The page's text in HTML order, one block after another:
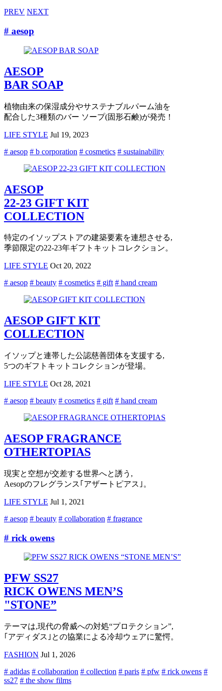
PREV NEXT
# aesop
AESOP
BAR SOAP
植物由来の保湿成分やサステナブルパーム油を
配合した3種類のバー ソープ(固形石鹸)が発売！
LIFE STYLE Jul 19, 2023
# aesop # b corporation # cosmetics # sustainability
AESOP
22-23 GIFT KIT
COLLECTION
特定のイソップストアの建築要素を連想させる,
季節限定の22-23年ギフトキットコレクション。
LIFE STYLE Oct 20, 2022
# aesop # beauty # cosmetics # gift # hand cream
AESOP GIFT KIT
COLLECTION
イソップと連帯した公認慈善団体を支援する,
5つのギフトキットコレクションが登場。
LIFE STYLE Oct 28, 2021
# aesop # beauty # cosmetics # gift # hand cream
AESOP FRAGRANCE
OTHERTOPIAS
現実と空想が交差する世界へと誘う,
Aesopのフレグランス｢アザートピアス｣。
LIFE STYLE Jul 1, 2021
# aesop # beauty # collaboration # fragrance
# rick owens
PFW SS27
RICK OWENS MEN’S
"STONE”
テーマは,現代の脅威への対処“プロテクション”,
｢アディダス｣との協業による冷却ウェアに驚愕。
FASHION Jul 1, 2026
# adidas # collaboration # collection # paris # pfw # rick owens #
ss27 # the show films